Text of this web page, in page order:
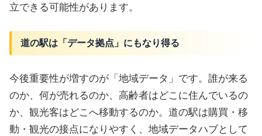
立できる可能性があります。
道の駅は「データ拠点」にもなり得る
今後重要性が増すのが「地域データ」です。誰が来る
のか、何が売れるのか、高齢者はどこに住んでいるの
か、観光客はどこへ移動するのか。道の駅は購買・移
動・観光の接点になりやすく、地域データハブとして